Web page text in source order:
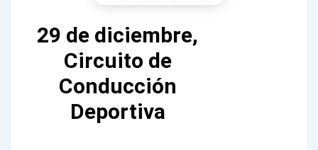
29 de diciembre,
Circuito de
Conducción
Deportiva